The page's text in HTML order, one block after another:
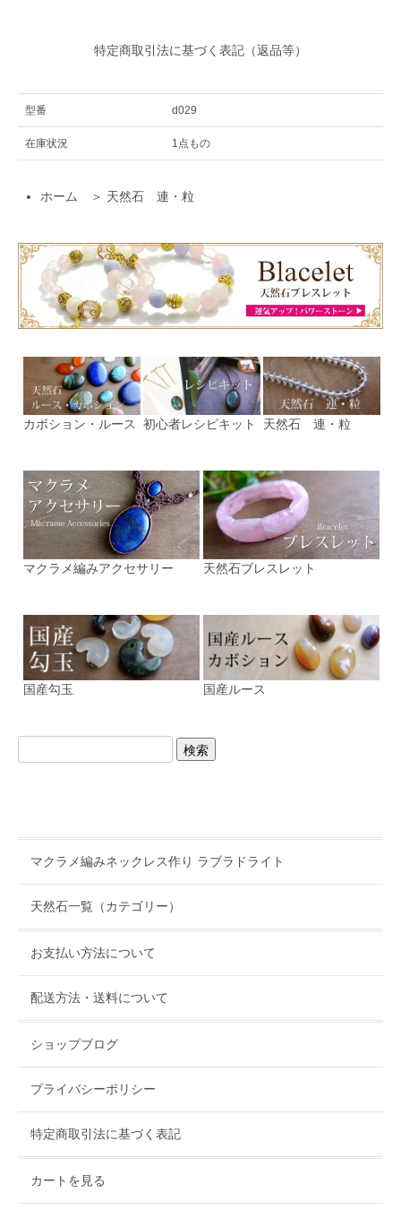
特定商取引法に基づく表記（返品等）
型番 d029
在庫状況 1点もの
ホーム ＞ 天然石 連・粒
カボション・ルース 初心者レシピキット 天然石 連・粒
マクラメ編みアクセサリー 天然石ブレスレット
国産勾玉 国産ルース
マクラメ編みネックレス作り ラブラドライト
天然石一覧（カテゴリー）
お支払い方法について
配送方法・送料について
ショップブログ
プライバシーポリシー
特定商取引法に基づく表記
カートを見る